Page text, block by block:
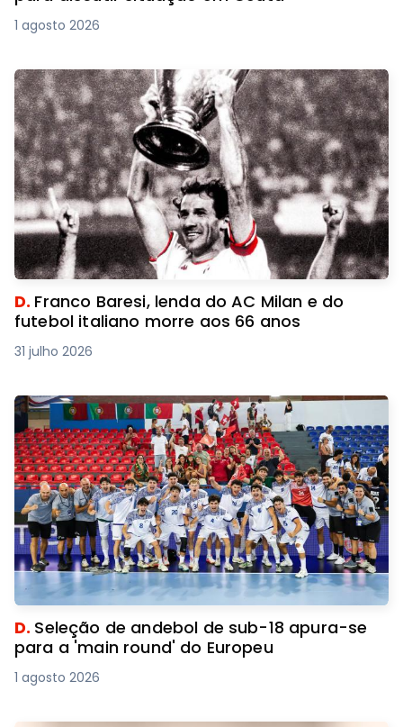
1 agosto 2026
D. Franco Baresi, lenda do AC Milan e do
futebol italiano morre aos 66 anos
31 julho 2026
D. Seleção de andebol de sub-18 apura-se
para a 'main round' do Europeu
1 agosto 2026